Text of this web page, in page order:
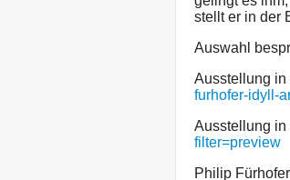
stellt er in der
Auswahl
Ausstellung in
furhofer-idyll-
Ausstellung in
filter=preview
Philip